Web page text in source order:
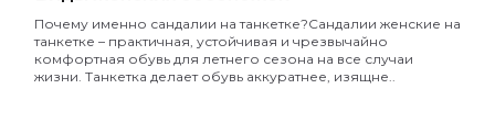
Почему именно сандалии на танкетке?Сандалии женские на
танкетке – практичная, устойчивая и чрезвычайно
комфортная обувь для летнего сезона на все случаи
жизни. Танкетка делает обувь аккуратнее, изящне..